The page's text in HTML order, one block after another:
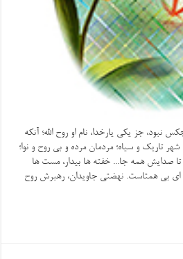
نبود، جز یکی یارخدا، نام او روح الله؛ آنکه
تاریک و سیاه؛ مردمان مرده و بی روح و نوا؛
تا صدایش همه جا... خفته ها بیدار، مست ها
ای بی همتاست. نهضتی جاویدان، رهبرش روح